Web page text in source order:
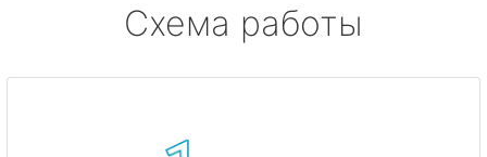
Схема работы